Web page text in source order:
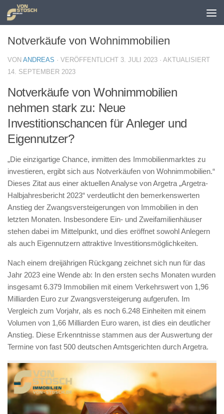
Zum Inhalt springen
Notverkäufe von Wohnimmobilien
VON ANDREAS · VERÖFFENTLICHT 3. JULI 2023 · AKTUALISIERT
14. SEPTEMBER 2023
Notverkäufe von Wohnimmobilien
nehmen stark zu: Neue
Investitionschancen für Anleger und
Eigennutzer?
„Die einzigartige Chance, inmitten des Immobilienmarktes zu
investieren, ergibt sich aus Notverkäufen von Wohnimmobilien.“
Dieses Zitat aus einer aktuellen Analyse von Argetra „Argetra-
Halbjahresbericht 2023“ verdeutlicht den bemerkenswerten
Anstieg der Zwangsversteigerungen von Immobilien in den
letzten Monaten. Insbesondere Ein- und Zweifamilienhäuser
stehen dabei im Mittelpunkt, und dies eröffnet sowohl Anlegern
als auch Eigennutzern attraktive Investitionsmöglichkeiten.
Nach einem dreijährigen Rückgang zeichnet sich nun für das
Jahr 2023 eine Wende ab: In den ersten sechs Monaten wurden
insgesamt 6.379 Immobilien mit einem Verkehrswert von 1,96
Milliarden Euro zur Zwangsversteigerung aufgerufen. Im
Vergleich zum Vorjahr, als es noch 6.248 Einheiten mit einem
Volumen von 1,66 Milliarden Euro waren, ist dies ein deutlicher
Anstieg. Diese Erkenntnisse stammen aus der Auswertung der
Termine von fast 500 deutschen Amtsgerichten durch Argetra.